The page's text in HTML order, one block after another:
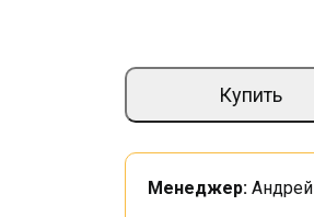
Купить
Менеджер: Андрей